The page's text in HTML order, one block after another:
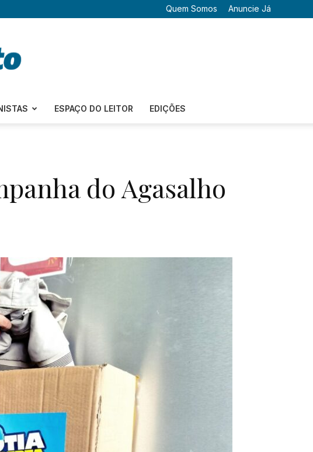
Quem Somos Anuncie Já
ESPAÇO DO LEITOR EDIÇÕES
do Agasalho